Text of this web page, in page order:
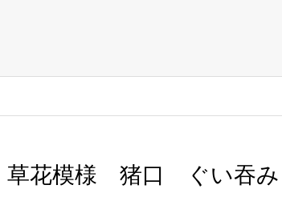
花模様 猪口 ぐい吞み